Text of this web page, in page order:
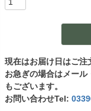
現在はお届け日はご注
お急ぎの場合はメー
もございます。
お問い合わせTel: